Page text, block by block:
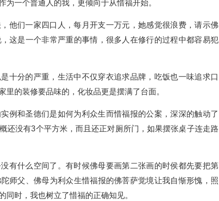
一个普通人的我，更倾向于从惜福开始。
他们一家四口人，每月开支一万元，她感觉很浪费，请示佛
这是一个非常严重的事情，很多人在修行的过程中都容易犯
十分的严重，生活中不仅穿衣追求品牌，吃饭也一味追求口
的装修要品味的，化妆品更是摆满了台面。
例和圣德们是如何为利众生而惜福报的公案，深深的触动了
还没有3个平方米，而且还正对厕所门，如果摆张桌子连走路
有什么空间了。有时候佛母要画第二张画的时侯都先要把第
师父、佛母为利众生惜福报的佛菩萨觉境让我自惭形愧，照
同时，我也树立了惜福的正确知见。